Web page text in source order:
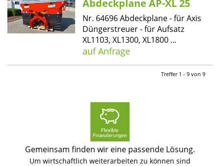
Abdeckplane AP-XL 25
Nr. 64696 Abdeckplane - für Axis
Düngerstreuer - für Aufsatz
XL1103, XL1300, XL1800 ...
auf Anfrage
Treffer 1 - 9 von 9
Gemeinsam finden wir eine passende Lösung.
Um wirtschaftlich weiterarbeiten zu können sind